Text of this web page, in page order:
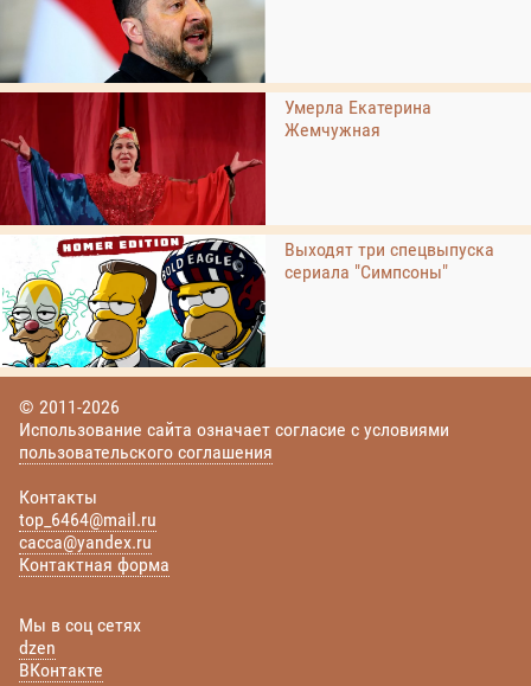
Умерла Екатерина
Жемчужная
Выходят три спецвыпуска
сериала "Симпсоны"
© 2011-2026
Использование сайта означает согласие с условиями
пользовательского соглашения
Контакты
top_6464@mail.ru
cacca@yandex.ru
Контактная форма
Мы в соц сетях
dzen
ВКонтакте